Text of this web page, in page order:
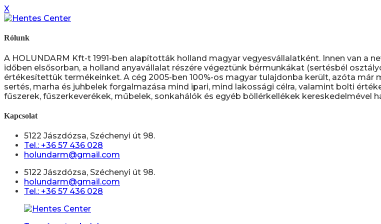
X
Rólunk
A HOLUNDARM Kft-t 1991-ben alapították holland magyar vegyesvállalatként. Innen van a
időben elsősorban, a holland anyavállalat részére végeztünk bérmunkákat (sertésbél
értékesítettük termékeinket. A cég 2005-ben 100%-os magyar tulajdonba került, azóta már
sertés, marha és juhbelek forgalmazása mind ipari, mind lakossági célra, valamint bolti
fűszerek, fűszerkeverékek, műbelek, sonkahálók és egyéb böllérkellékek kereskedelmével
Kapcsolat
5122 Jászdózsa, Széchenyi út 98.
Tel.: +36 57 436 028
holundarm@gmail.com
5122 Jászdózsa, Széchenyi út 98.
holundarm@gmail.com
Tel.: +36 57 436 028